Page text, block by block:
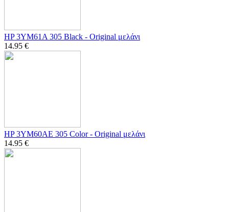
HP 3YM61A 305 Black - Original μελάνι
14.95 €
HP 3YM60AE 305 Color - Original μελάνι
14.95 €